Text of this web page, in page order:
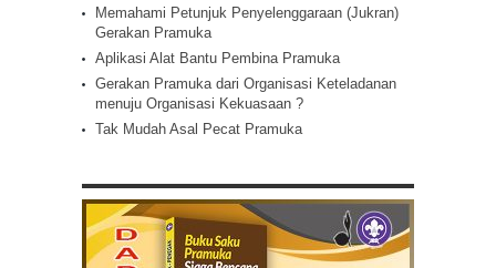
Memahami Petunjuk Penyelenggaraan (Jukran)
Gerakan Pramuka
Aplikasi Alat Bantu Pembina Pramuka
Gerakan Pramuka dari Organisasi Keteladanan
menuju Organisasi Kekuasaan ?
Tak Mudah Asal Pecat Pramuka